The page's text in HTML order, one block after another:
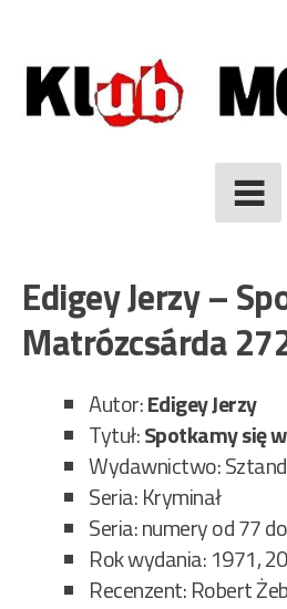
to
content
Edigey Jerzy –
Matrózcsárda
Autor:Edigey Jerzy
Tytuł:Spotkamy się
Wydawnictwo:
Seria: Kryminał
Seria:numery od 77
Rok wydania: 1971,
Recenzent: Robert